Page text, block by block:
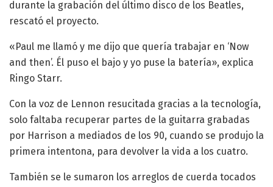
durante la grabación del último disco de los Beatles,
rescató el proyecto.
«Paul me llamó y me dijo que quería trabajar en ‘Now
and then’. Él puso el bajo y yo puse la batería», explica
Ringo Starr.
Con la voz de Lennon resucitada gracias a la tecnología,
solo faltaba recuperar partes de la guitarra grabadas
por Harrison a mediados de los 90, cuando se produjo la
primera intentona, para devolver la vida a los cuatro.
También se le sumaron los arreglos de cuerda tocados